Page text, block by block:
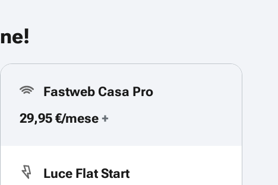
Fastweb Casa Pro
29,95 €/mese +
Luce Flat Start